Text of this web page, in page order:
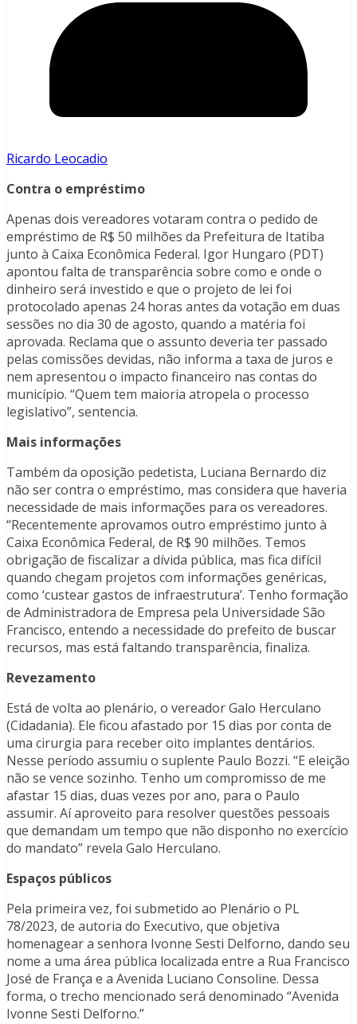
Ricardo Leocadio
Contra o empréstimo
Apenas dois vereadores votaram contra o pedido de
empréstimo de R$ 50 milhões da Prefeitura de Itatiba
junto à Caixa Econômica Federal. Igor Hungaro (PDT)
apontou falta de transparência sobre como e onde o
dinheiro será investido e que o projeto de lei foi
protocolado apenas 24 horas antes da votação em duas
sessões no dia 30 de agosto, quando a matéria foi
aprovada. Reclama que o assunto deveria ter passado
pelas comissões devidas, não informa a taxa de juros e
nem apresentou o impacto financeiro nas contas do
município. “Quem tem maioria atropela o processo
legislativo”, sentencia.
Mais informações
Também da oposição pedetista, Luciana Bernardo diz
não ser contra o empréstimo, mas considera que haveria
necessidade de mais informações para os vereadores.
“Recentemente aprovamos outro empréstimo junto à
Caixa Econômica Federal, de R$ 90 milhões. Temos
obrigação de fiscalizar a dívida pública, mas fica difícil
quando chegam projetos com informações genéricas,
como ‘custear gastos de infraestrutura’. Tenho formação
de Administradora de Empresa pela Universidade São
Francisco, entendo a necessidade do prefeito de buscar
recursos, mas está faltando transparência, finaliza.
Revezamento
Está de volta ao plenário, o vereador Galo Herculano
(Cidadania). Ele ficou afastado por 15 dias por conta de
uma cirurgia para receber oito implantes dentários.
Nesse período assumiu o suplente Paulo Bozzi. “E eleição
não se vence sozinho. Tenho um compromisso de me
afastar 15 dias, duas vezes por ano, para o Paulo
assumir. Aí aproveito para resolver questões pessoais
que demandam um tempo que não disponho no exercício
do mandato” revela Galo Herculano.
Espaços públicos
Pela primeira vez, foi submetido ao Plenário o PL
78/2023, de autoria do Executivo, que objetiva
homenagear a senhora Ivonne Sesti Delforno, dando seu
nome a uma área pública localizada entre a Rua Francisco
José de França e a Avenida Luciano Consoline. Dessa
forma, o trecho mencionado será denominado “Avenida
Ivonne Sesti Delforno.”